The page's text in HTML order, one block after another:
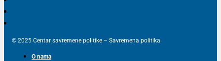
© 2025 Centar savremene politike – Savremena politika
O nama